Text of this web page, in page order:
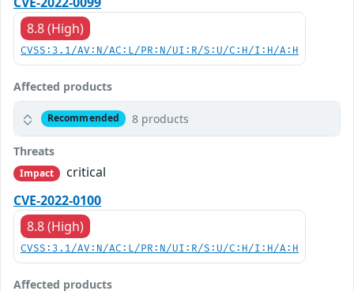
8.8 (High)
CVSS:3.1/AV:N/AC:L/PR:N/UI:R/S:U/C:H/I:H/A:H
Affected products
Recommended 8 products
Threats
Impact
critical
CVE-2022-0100
8.8 (High)
CVSS:3.1/AV:N/AC:L/PR:N/UI:R/S:U/C:H/I:H/A:H
Affected products